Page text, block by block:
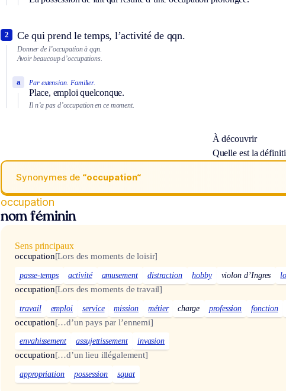
Ce qui prend le temps, l’activité de qqn.
2
Donner de l’occupation à qqn.
Avoir beaucoup d’occupations.
Par extension. Familier.
Place, emploi quelconque.
a
Il n’a pas d’occupation en ce moment.
À découvrir
Quelle est la
Synonymes de “occupation“
occupation
nom féminin
Sens principaux
occupation[Lors des moments de loisir]
passe-temps activité amusement distraction hobby violon d’Ingres
occupation[Lors des moments de travail]
travail emploi service mission métier charge profession fonction
occupation[…d’un pays par l’ennemi]
envahissement assujettissement invasion
occupation[…d’un lieu illégalement]
appropriation possession squat